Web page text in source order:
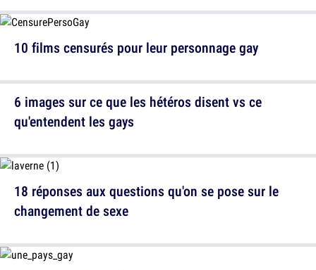
6 images sur ce que les hétéros disent vs ce
qu'entendent les gays
10 films censurés pour leur personnage gay
18 réponses aux questions qu'on se pose sur le
changement de sexe